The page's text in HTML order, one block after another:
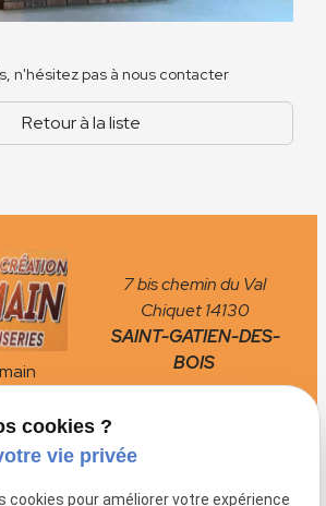
n'hésitez pas à nous contacter
Retour à la liste
7 bis chemin du Val
Chiquet14130
SAINT-GATIEN-DES-
BOIS
phone 02 78 77 16 10
cookies ?
vie privée
cookies pour améliorer votre expérience